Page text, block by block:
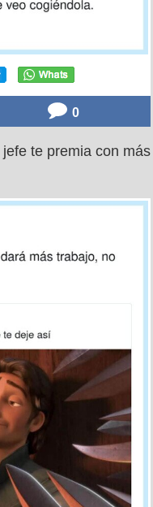
0
te premia con más